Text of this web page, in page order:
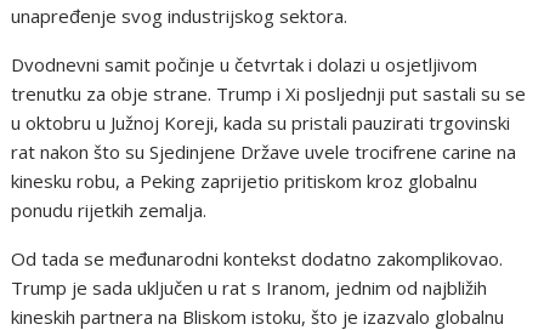
unapređenje svog industrijskog sektora.
Dvodnevni samit počinje u četvrtak i dolazi u osjetljivom
trenutku za obje strane. Trump i Xi posljednji put sastali su se
u oktobru u Južnoj Koreji, kada su pristali pauzirati trgovinski
rat nakon što su Sjedinjene Države uvele trocifrene carine na
kinesku robu, a Peking zaprijetio pritiskom kroz globalnu
ponudu rijetkih zemalja.
Od tada se međunarodni kontekst dodatno zakomplikovao.
Trump je sada uključen u rat s Iranom, jednim od najbližih
kineskih partnera na Bliskom istoku, što je izazvalo globalnu